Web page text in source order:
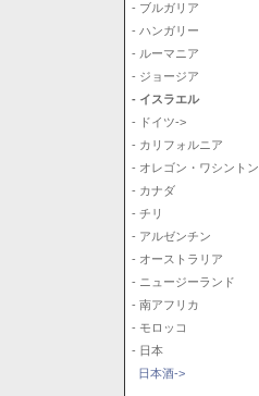
- ブルガリア
- ハンガリー
- ルーマニア
- ジョージア
- イスラエル
- ドイツ->
- カリフォルニア
- オレゴン・ワシントン
- カナダ
- チリ
- アルゼンチン
- オーストラリア
- ニュージーランド
- 南アフリカ
- モロッコ
- 日本
日本酒->